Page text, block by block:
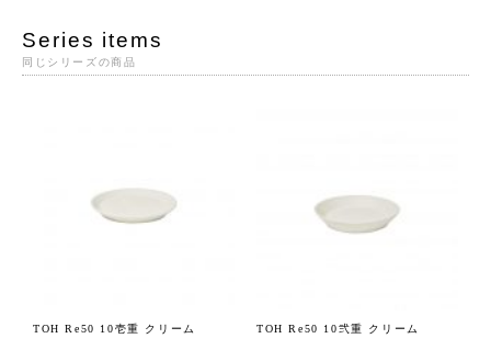
Series items
同じシリーズの商品
TOH Re50 10壱重 クリーム TOH Re50 10弐重 クリーム